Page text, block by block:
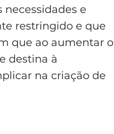
e
restringido e que
que ao aumentar o
destina à
na criação de